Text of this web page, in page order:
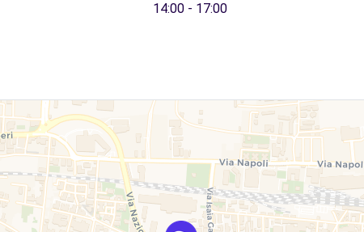
14:00 - 17:00